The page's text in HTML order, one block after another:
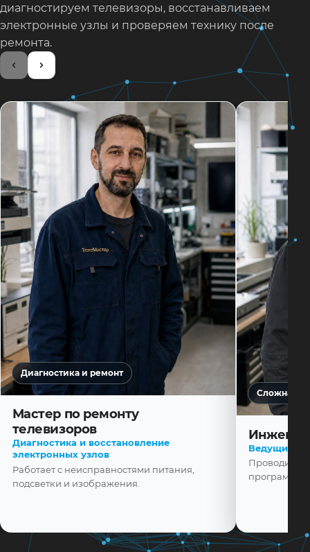
диагностируем телевизоры, восстанавливаем
электронные узлы и проверяем технику после
ремонта.
Диагностика и ремонт
Мастер по ремонту
телевизоров
Диагностика и восстановление
электронных узлов
Работает с неисправностями питания,
подсветки и изображения.
Сложная
Ведущий
Проводит